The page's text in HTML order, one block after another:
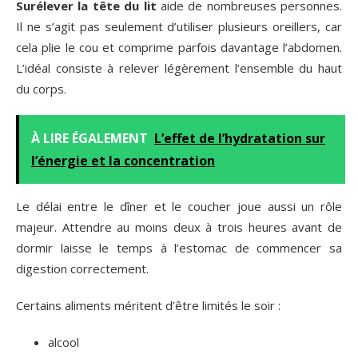
Surélever la tête du lit aide de nombreuses personnes.
Il ne s’agit pas seulement d’utiliser plusieurs oreillers, car
cela plie le cou et comprime parfois davantage l’abdomen.
L’idéal consiste à relever légèrement l’ensemble du haut
du corps.
À LIRE ÉGALEMENT L’effet de l’hydratation sur
l’énergie et la concentration
Le délai entre le dîner et le coucher joue aussi un rôle
majeur. Attendre au moins deux à trois heures avant de
dormir laisse le temps à l’estomac de commencer sa
digestion correctement.
Certains aliments méritent d’être limités le soir :
alcool